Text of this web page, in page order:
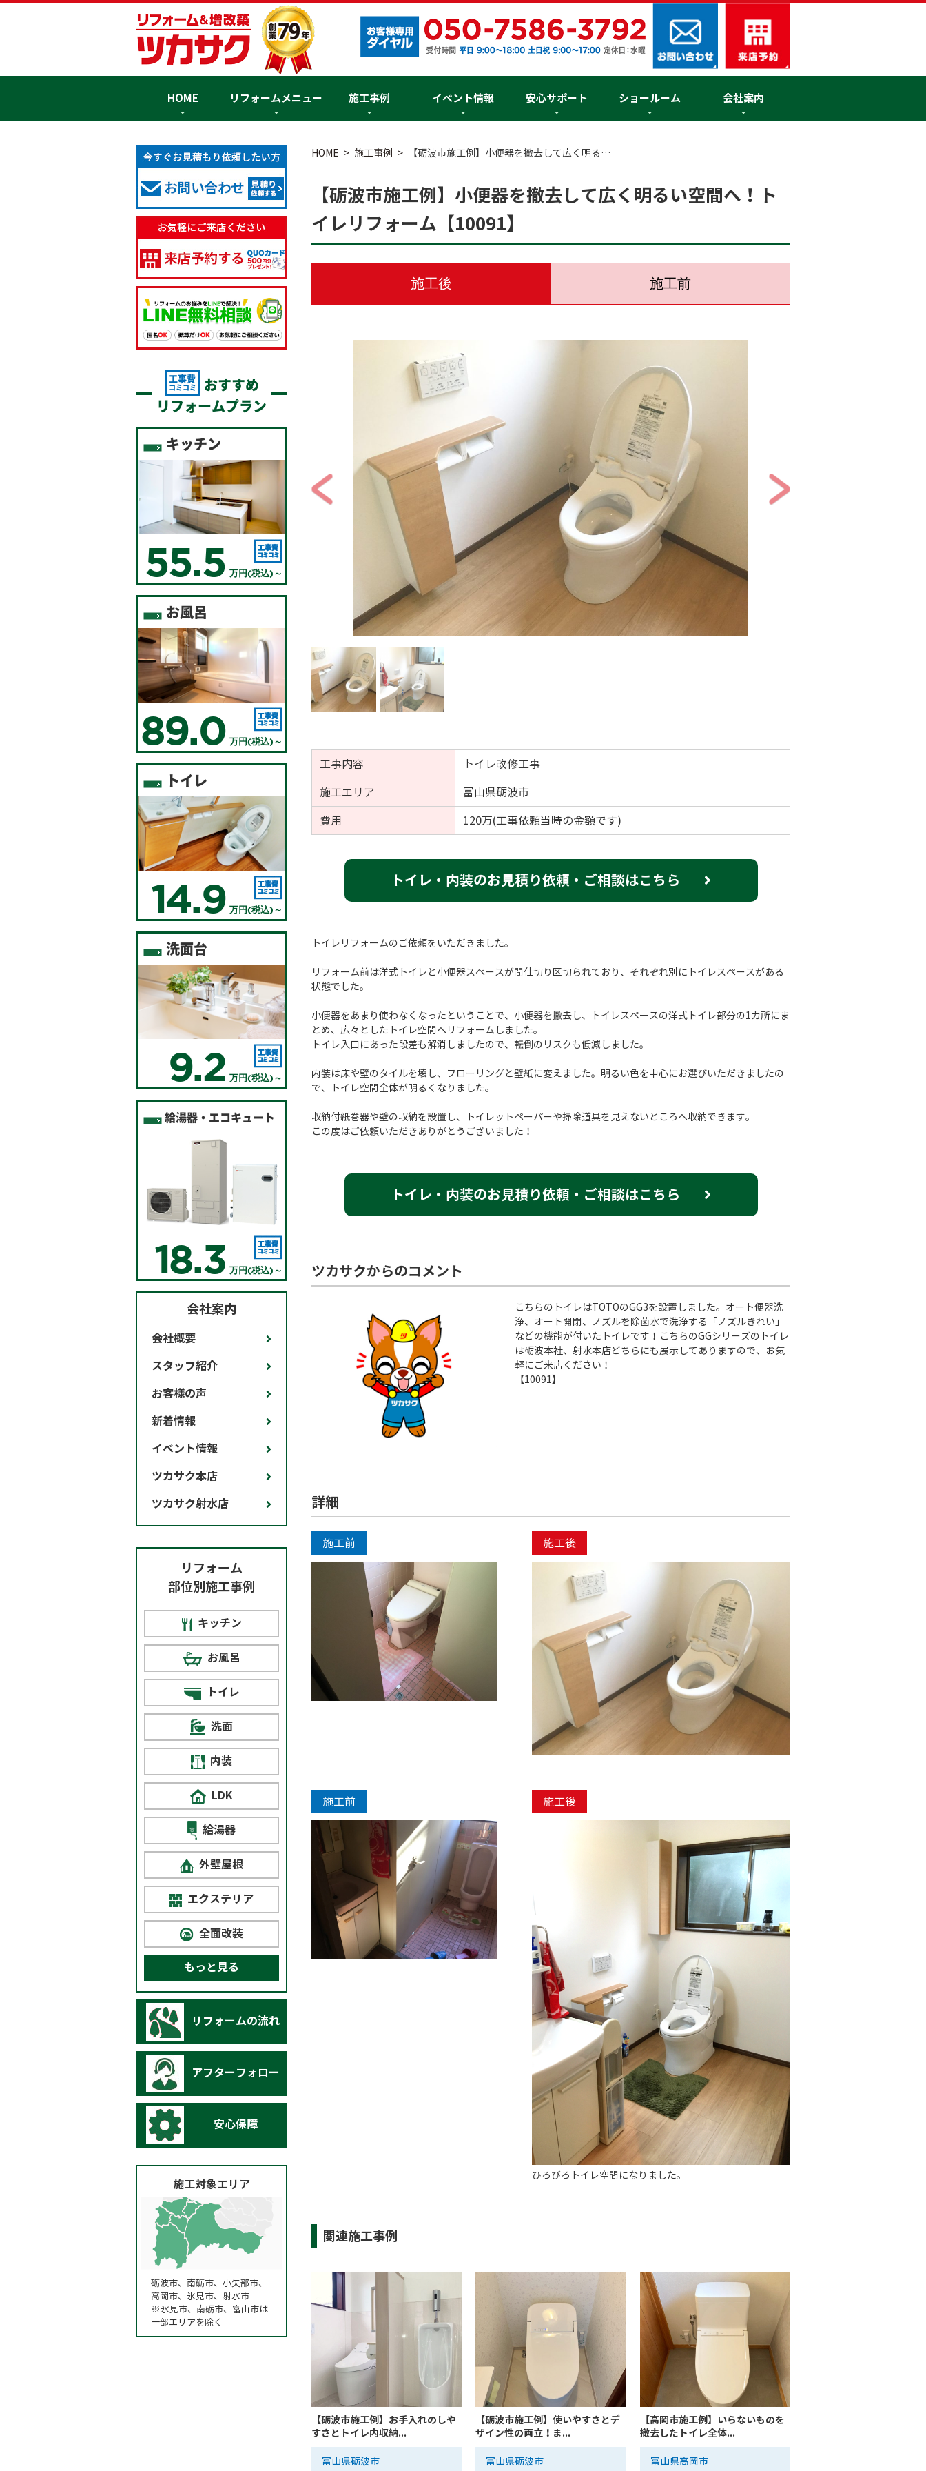
HOME リフォームメニュー 施工事例 イベント情報 安心サポート ショールーム 会社案内
HOME 施工事例 【砺波市施工例】小便器を撤去して広く明る…
【砺波市施工例】小便器を撤去して広く明るい空間へ！ト
イレリフォーム【10091】
施工後 施工前
工事内容 トイレ改修工事
施工エリア 富山県砺波市
費用 120万(工事依頼当時の金額です)
トイレ・内装のお見積り依頼・ご相談はこちら
トイレリフォームのご依頼をいただきました。
リフォーム前は洋式トイレと小便器スペースが間仕切り区切られており、それぞれ別にトイレスペースがある
状態でした。
小便器をあまり使わなくなったということで、小便器を撤去し、トイレスペースの洋式トイレ部分の1カ所にま
とめ、広々としたトイレ空間へリフォームしました。
トイレ入口にあった段差も解消しましたので、転倒のリスクも低減しました。
内装は床や壁のタイルを壊し、フローリングと壁紙に変えました。明るい色を中心にお選びいただきましたの
で、トイレ空間全体が明るくなりました。
収納付紙巻器や壁の収納を設置し、トイレットペーパーや掃除道具を見えないところへ収納できます。
この度はご依頼いただきありがとうございました！
トイレ・内装のお見積り依頼・ご相談はこちら
ツカサクからのコメント
こちらのトイレはTOTOのGG3を設置しました。オート便器洗
浄、オート開閉、ノズルを除菌水で洗浄する「ノズルきれい」
などの機能が付いたトイレです！こちらのGGシリーズのトイレ
は砺波本社、射水本店どちらにも展示してありますので、お気
軽にご来店ください！
【10091】
詳細
施工前 施工後
施工前 施工後
ひろびろトイレ空間になりました。
関連施工事例
【砺波市施工例】お手入れのしや
すさとトイレ内収納...
富山県砺波市
【砺波市施工例】使いやすさとデ
ザイン性の両立！ま...
富山県砺波市
【高岡市施工例】いらないものを
撤去したトイレ全体...
富山県高岡市
工事費
コミコミ
おすすめ
リフォームプラン
キッチン
55.5 万円(税込)～
お風呂
89.0 万円(税込)～
トイレ
14.9 万円(税込)～
洗面台
9.2 万円(税込)～
給湯器・エコキュート
18.3 万円(税込)～
会社案内
会社概要
スタッフ紹介
お客様の声
新着情報
イベント情報
ツカサク本店
ツカサク射水店
リフォーム
部位別施工事例
キッチン
お風呂
トイレ
洗面
内装
LDK
給湯器
外壁屋根
エクステリア
全面改装
もっと見る
リフォームの流れ
アフターフォロー
安心保障
施工対象エリア
砺波市、南砺市、小矢部市、
高岡市、氷見市、射水市
※氷見市、南砺市、富山市は
一部エリアを除く